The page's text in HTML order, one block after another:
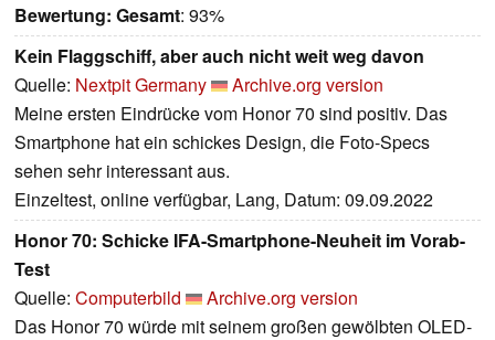
Bewertung: Gesamt: 93%
Kein Flaggschiff, aber auch nicht weit weg davon
Quelle: Nextpit Germany
Archive.org version
Meine ersten Eindrücke vom Honor 70 sind positiv. Das
Smartphone hat ein schickes Design, die Foto-Specs
sehen sehr interessant aus.
Einzeltest, online verfügbar, Lang, Datum: 09.09.2022
Honor 70: Schicke IFA-Smartphone-Neuheit im Vorab-
Test
Quelle: Computerbild
Archive.org version
Das Honor 70 würde mit seinem großen gewölbten OLED-